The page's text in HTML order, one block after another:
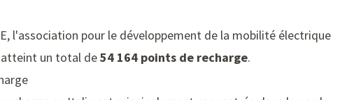
, l'association pour le développement de la mobilité électrique
atteint un total de54 164 points de recharge.